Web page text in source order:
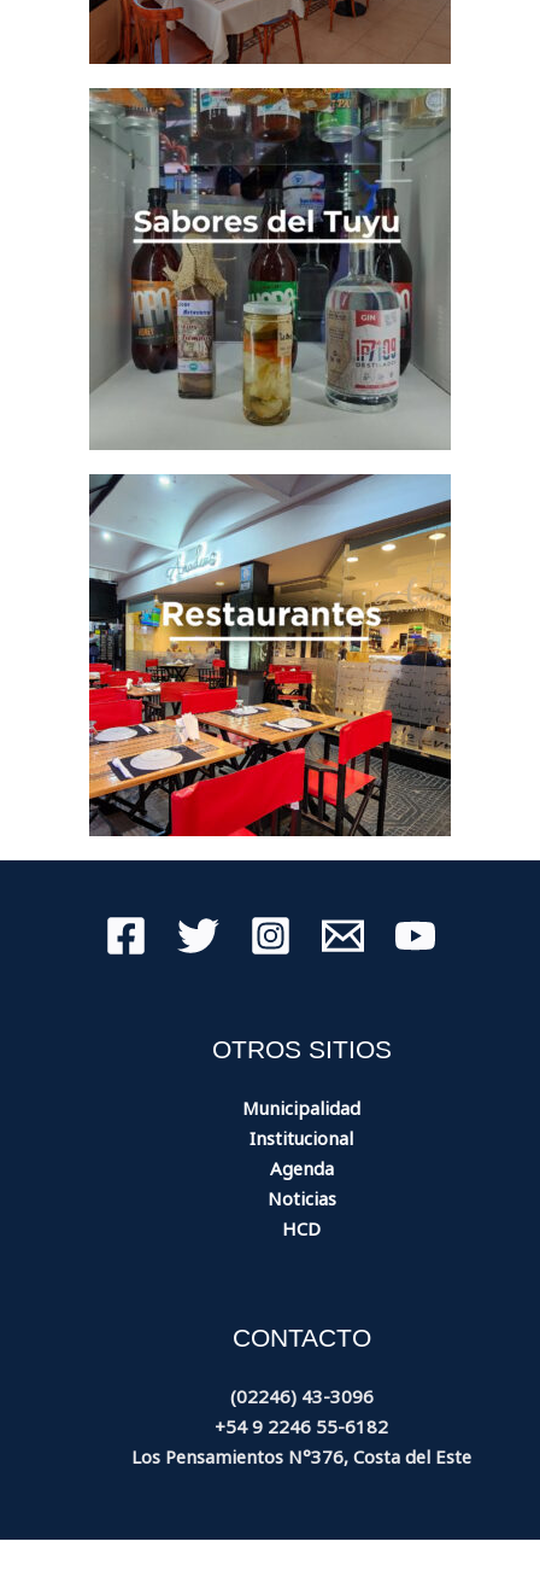
OTROS SITIOS
Municipalidad
Institucional
Agenda
Noticias
HCD
CONTACTO
(02246) 43-3096
+54 9 2246 55-6182
Los Pensamientos N°376, Costa del Este